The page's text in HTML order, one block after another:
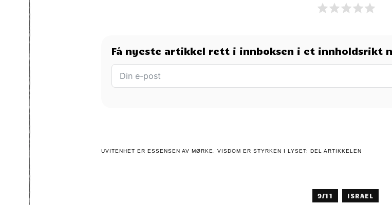
Få nyeste artikkel rett i innboksen i et innholdsrikt
UVITENHET ER ESSENSEN AV MØRKE, VISDOM ER STYRKEN I LYSET: DEL ARTIKKELEN
9/11 ISRAEL